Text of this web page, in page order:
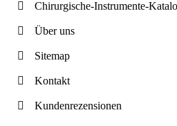
Chirurgische-Instrumente-
Über uns
Sitemap
Kontakt
Kundenrezensionen